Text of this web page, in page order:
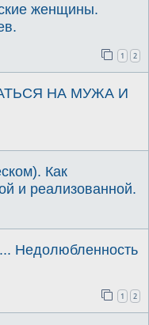
женщины.
1 2
НА МУЖА И
Как
и реализованной.
Недолюбленность
1 2